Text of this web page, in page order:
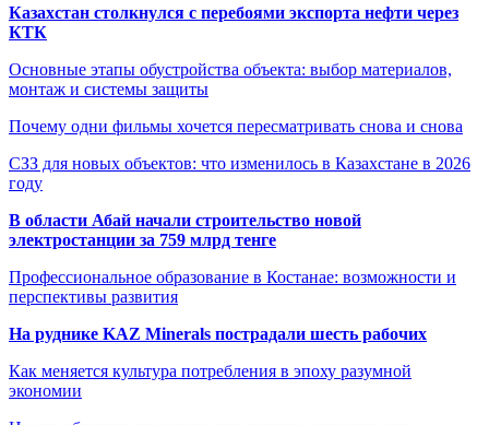
Казахстан столкнулся с перебоями экспорта нефти через
КТК
Основные этапы обустройства объекта: выбор материалов,
монтаж и системы защиты
Почему одни фильмы хочется пересматривать снова и снова
СЗЗ для новых объектов: что изменилось в Казахстане в 2026
году
В области Абай начали строительство новой
электростанции за 759 млрд тенге
Профессиональное образование в Костанае: возможности и
перспективы развития
На руднике KAZ Minerals пострадали шесть рабочих
Как меняется культура потребления в эпоху разумной
экономии